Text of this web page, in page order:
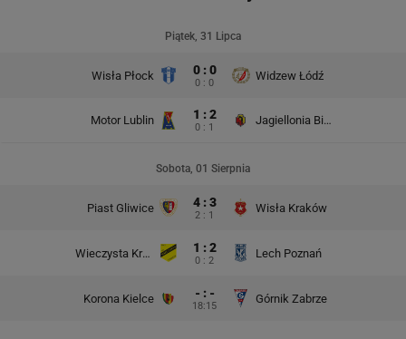
Piątek, 31 Lipca
Wisła Płock 0 : 0
0 : 0
Widzew Łódź
Motor Lublin 1 : 2
0 : 1
Jagiellonia Białystok
Sobota, 01 Sierpnia
Piast Gliwice 4 : 3
2 : 1
Wisła Kraków
Wieczysta Kraków 1 : 2
0 : 2
Lech Poznań
Korona Kielce - : -
18:15
Górnik Zabrze